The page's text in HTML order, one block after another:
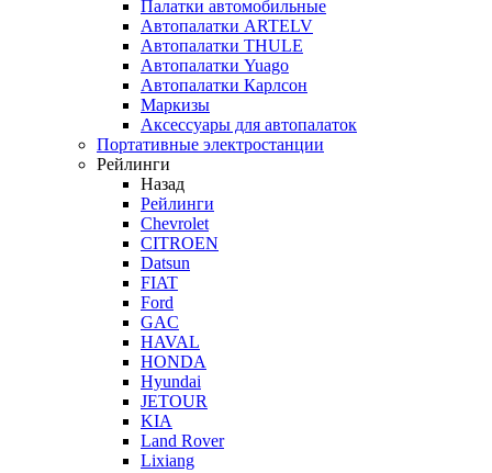
Палатки автомобильные
Автопалатки ARTELV
Автопалатки THULE
Автопалатки Yuago
Автопалатки Карлсон
Маркизы
Аксессуары для автопалаток
Портативные электростанции
Рейлинги
Назад
Рейлинги
Chevrolet
CITROEN
Datsun
FIAT
Ford
GAC
HAVAL
HONDA
Hyundai
JETOUR
KIA
Land Rover
Lixiang